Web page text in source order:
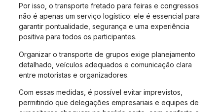
Por isso, o transporte fretado para feiras e congressos
não é apenas um serviço logístico: ele é essencial para
garantir pontualidade, segurança e uma experiência
positiva para todos os participantes.
Organizar o transporte de grupos exige planejamento
detalhado, veículos adequados e comunicação clara
entre motoristas e organizadores.
Com essas medidas, é possível evitar imprevistos,
permitindo que delegações empresariais e equipes de